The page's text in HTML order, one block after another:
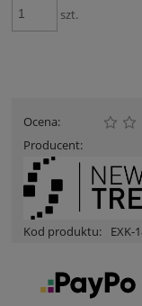
szt.
Ocena:
Producent:
Kod produktu: EXK-